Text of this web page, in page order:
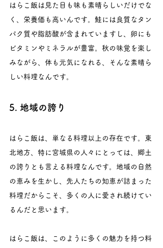
はらこ飯は見た目も味も素晴らしいだけでな
く、栄養価も高いんです。鮭には良質なタン
パク質や脂肪酸が含まれていますし、卵にも
ビタミンやミネラルが豊富。秋の味覚を楽し
みながら、体も元気になれる、そんな素晴ら
しい料理なんです。
5. 地域の誇り
はらこ飯は、単なる料理以上の存在です。東
北地方、特に宮城県の人々にとっては、郷土
の誇りとも言える料理なんです。地域の自然
の恵みを生かし、先人たちの知恵が詰まった
料理だからこそ、多くの人に愛され続けてい
るんだと思います。
はらこ飯は、このように多くの魅力を持つ料